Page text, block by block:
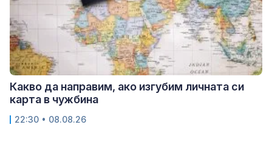
Какво да направим, ако изгубим личната си
карта в чужбина
22:30 • 08.08.26